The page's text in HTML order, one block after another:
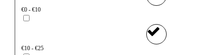
€0 - €10
€10 - €25